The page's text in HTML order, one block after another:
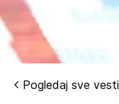
Pogledaj sve vesti